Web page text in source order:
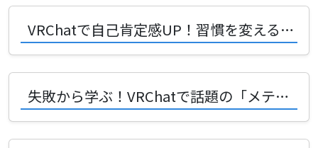
VRChatで自己肯定感UP！習慣を変える秘訣とは？
失敗から学ぶ！VRChatで話題の「メテオフォール型開発」の悲劇とその回避術